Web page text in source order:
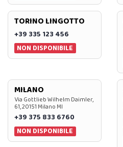
TORINO LINGOTTO
+39 335 123 456
NON DISPONIBILE
MILANO
Via Gottlieb Wilhelm Daimler,
61, 20151 Milano MI
+39 375 833 6760
NON DISPONIBILE